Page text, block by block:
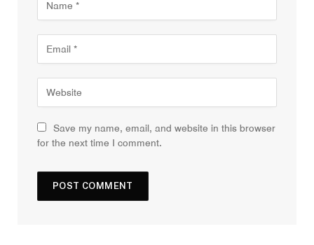
Save my name, email, and website in this browser
for the next time I comment.